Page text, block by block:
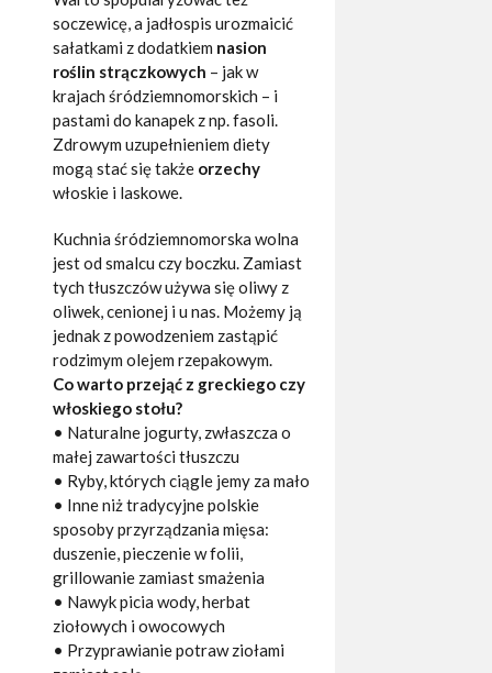
soczewicę, a jadłospis urozmaicić
sałatkami z dodatkiem nasion
roślin strączkowych – jak w
krajach śródziemnomorskich – i
pastami do kanapek z np. fasoli.
Zdrowym uzupełnieniem diety
mogą stać się także orzechy
włoskie i laskowe.
Kuchnia śródziemnomorska wolna
jest od smalcu czy boczku. Zamiast
tych tłuszczów używa się oliwy z
oliwek, cenionej i u nas. Możemy ją
jednak z powodzeniem zastąpić
rodzimym olejem rzepakowym.
Co warto przejąć z greckiego czy
włoskiego stołu?
• Naturalne jogurty, zwłaszcza o
małej zawartości tłuszczu
• Ryby, których ciągle jemy za mało
• Inne niż tradycyjne polskie
sposoby przyrządzania mięsa:
duszenie, pieczenie w folii,
grillowanie zamiast smażenia
• Nawyk picia wody, herbat
ziołowych i owocowych
• Przyprawianie potraw ziołami